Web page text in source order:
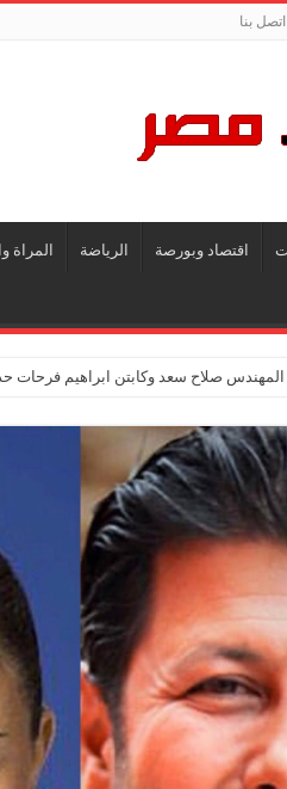
اتصل بنا
اقتصاد وبورصة الرياضة المراة
صلاح سعد وكابتن ابراهيم فرحات